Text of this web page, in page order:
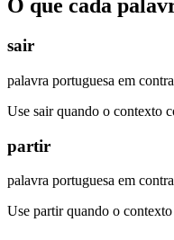
O que cada
sair
palavra portuguesa em
Use sair quando o contexto
partir
palavra portuguesa em
Use partir quando o